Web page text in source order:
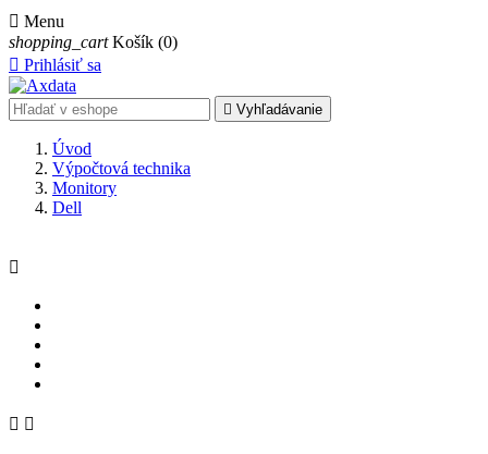
 Menu
shopping_cart Košík (0)
 Prihlásiť sa
 Vyhľadávanie
Úvod
Výpočtová technika
Monitory
Dell

 